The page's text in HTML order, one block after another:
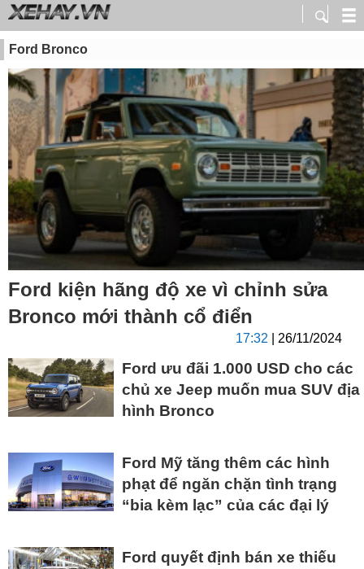
Ford Bronco
Ford kiện hãng độ xe vì chỉnh sửa
Bronco mới thành cổ điển
17:32 | 26/11/2024
Ford ưu đãi 1.000 USD cho các
chủ xe Jeep muốn mua SUV địa
hình Bronco
Ford Mỹ tăng thêm các hình
phạt để ngăn chặn tình trạng
“bia kèm lạc” của các đại lý
Ford quyết định bán xe thiếu